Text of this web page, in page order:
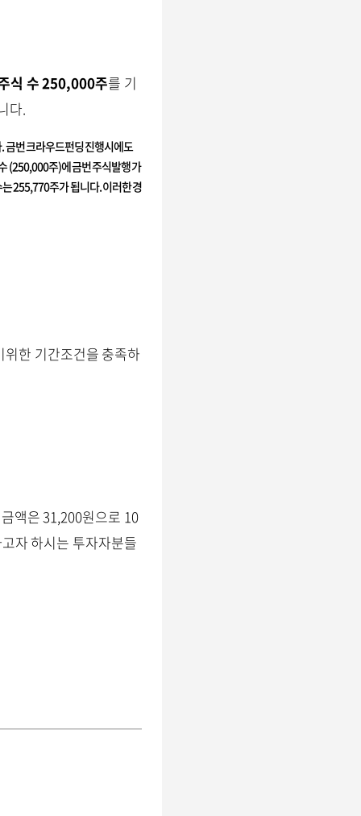
식 수 250,000주를 기
다.
금번 크라우드펀딩 진행시에도
(250,000주)에 금번 주식발행 가
255,770주가 됩니다. 이러한 경
한 기간조건을 충족하
액은 31,200원으로 10
자 하시는 투자자분들